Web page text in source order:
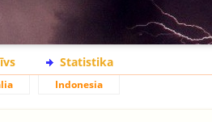
Statistika
Indonesia